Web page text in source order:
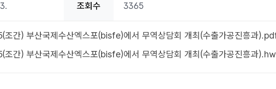
조회수 3365
조간) 부산국제수산엑스포(bisfe)에서 무역상담회 개최(수출가공진흥과
조간) 부산국제수산엑스포(bisfe)에서 무역상담회 개최(수출가공진흥과